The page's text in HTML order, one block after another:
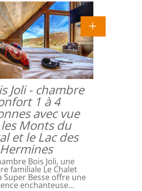
Joli - chambre
1 à 4
avec vue
Monts du
et le Lac des
Hermines
Bois Joli, une
familiale Le Chalet
Super Besse offre une
enchanteuse…